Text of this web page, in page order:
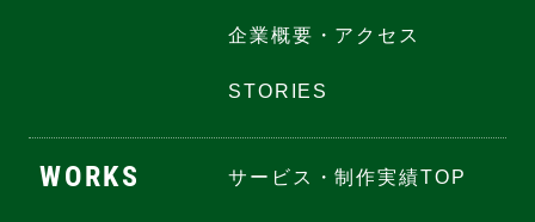
企業概要・アクセス
STORIES
WORKS サービス・制作実績TOP